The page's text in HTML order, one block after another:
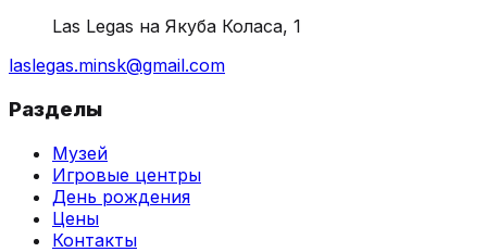
Las Legas на Якуба Коласа, 1
laslegas.minsk@gmail.com
Разделы
Музей
Игровые центры
День рождения
Цены
Контакты